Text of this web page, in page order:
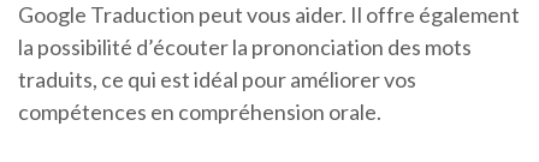
Google Traduction peut vous aider. Il offre également
la possibilité d’écouter la prononciation des mots
traduits, ce qui est idéal pour améliorer vos
compétences en compréhension orale.